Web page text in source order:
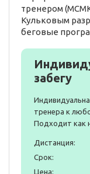
тренером
Кульковым
беговые
забегу
тренера к
Подходит как
Дистанция:
Срок:
Цена: